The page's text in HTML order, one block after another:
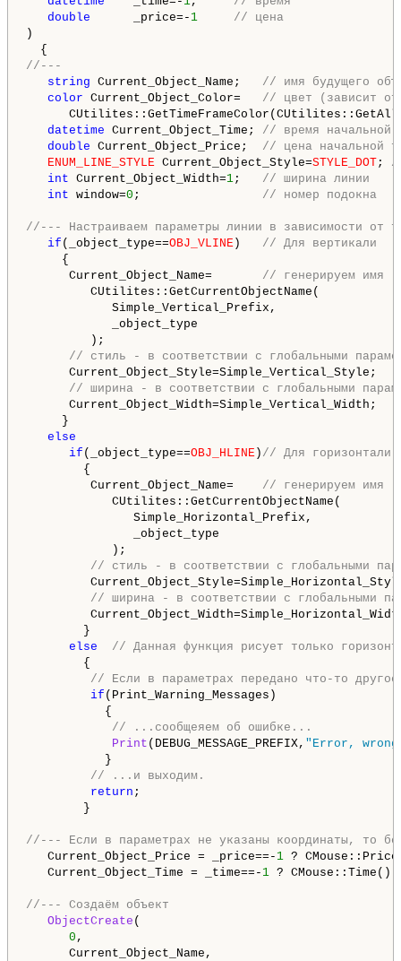
double _price=- 1
// цена
)
//---
string Current_Object_Name; // имя будущего
color Current_Object_Color= // цвет (зависит от
datetime Current_Object_Time; // время начальной
double Current_Object_Price; // цена начальной
ENUM_LINE_STYLE Current_Object_Style=STYLE_DOT;
int Current_Object_Width=1; // ширина линии
int window=0 ; // номер подокна
//--- Настраиваем параметры линии в зависимости от
if (_object_type==OBJ_VLINE ) // Для вертикали
{
Current_Object_Name= // генерируем имя
CUtilites::GetCurrentObjectName(
Simple_Vertical_Prefix,
_object_type
);
// стиль - в соответствии с глобальными
Current_Object_Style=Simple_Vertical_Style;
// ширина - в соответствии с глобальными
Current_Object_Width=Simple_Vertical_Width;
}
else
if (_object_type==OBJ_HLINE ) // Для горизонтали
{
Current_Object_Name= // генерируем имя
CUtilites::GetCurrentObjectName(
Simple_Horizontal_Prefix,
_object_type
);
// стиль - в соответствии с глобальными
// ширина - в соответствии с глобальными
}
else
// Данная функция рисует только
{
// Если в параметрах передано что-то
if (Print_Warning_Messages)
{
// ...сообщеяем об ошибке...
Print (DEBUG_MESSAGE_PREFIX, "Error,
}
// ...и выходим.
return ;
}
//--- Если в параметрах не указаны координаты, то
Current_Object_Price = _price==- 1 ?
Current_Object_Time = _time==- 1 ?
//--- Создаём объект
ObjectCreate (
0 ,
Current_Object_Name,